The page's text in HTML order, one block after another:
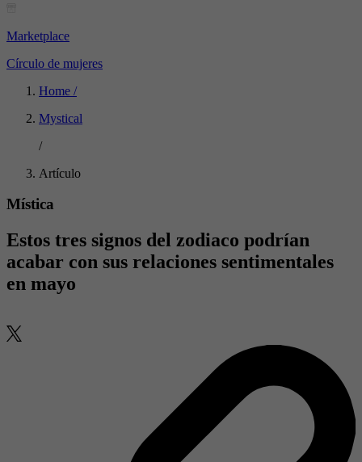
Marketplace
Círculo de mujeres
Home /
Mystical
/
Artículo
Mística
Estos tres signos del zodiaco podrían
acabar con sus relaciones sentimentales
en mayo